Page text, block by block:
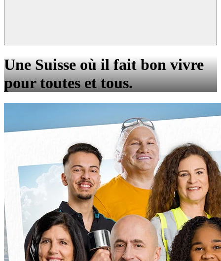
Une Suisse où il fait bon vivre
pour toutes et tous.